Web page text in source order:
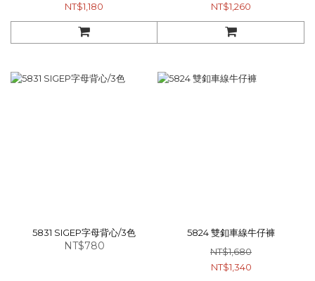
NT$1,180
NT$1,260
5831 SIGEP字母背心/3色
NT$780
5824 雙釦車線牛仔褲
NT$1,680
NT$1,340